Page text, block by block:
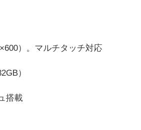
）。マルチタッチ対応
）
搭載